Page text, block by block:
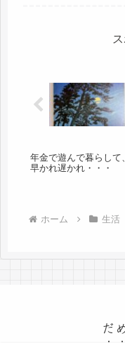
年金で遊んで暮らして
早かれ遅かれ・・・
ホーム 生活
だ